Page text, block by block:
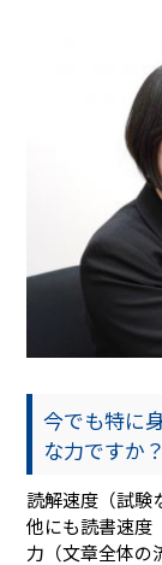
今でも特に
な力ですか？
読解速度（試験
他にも読書速度
力（文章全体の